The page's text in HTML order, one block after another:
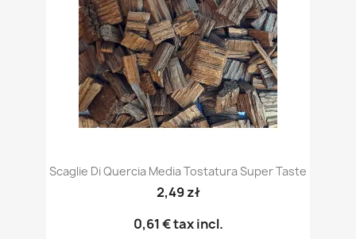
Scaglie Di Quercia Media Tostatura Super Taste
2,49 zł
0,61 €tax incl.